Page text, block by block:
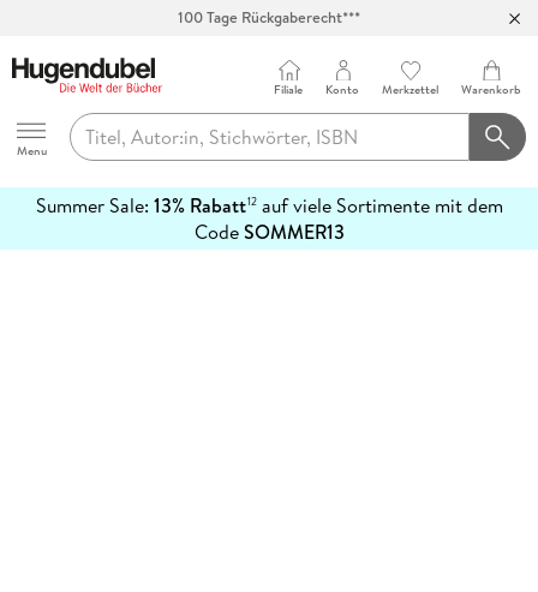
100 Tage Rückgaberecht***
Hugendubel
Menu
Filiale Konto Merkzettel Warenkorb
Summer Sale: 13% Rabatt12auf viele Sortimente mit dem
CodeSOMMER13
erfahren